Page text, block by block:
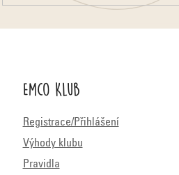
Emco Klub
Registrace/Přihlášení
Výhody klubu
Pravidla